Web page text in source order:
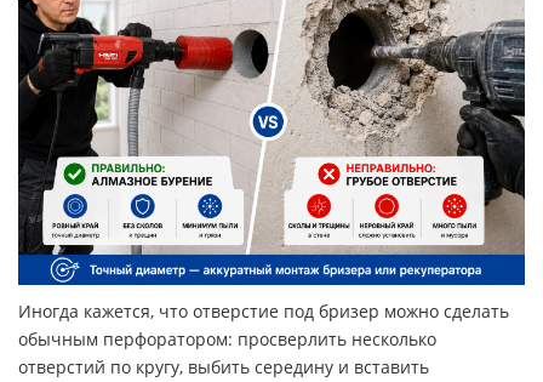
Иногда кажется, что отверстие под бризер можно сделать
обычным перфоратором: просверлить несколько
отверстий по кругу, выбить середину и вставить